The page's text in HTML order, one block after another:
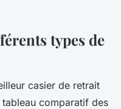
types de
casier de retrait
comparatif des